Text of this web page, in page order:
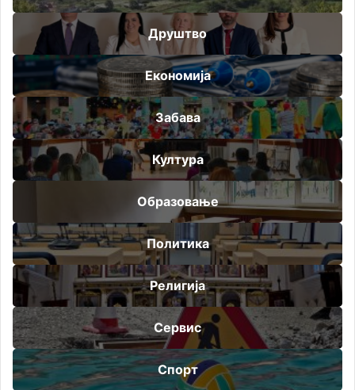
Друштво
Економија
Забава
Култура
Образовање
Политика
Религија
Сервис
Спорт